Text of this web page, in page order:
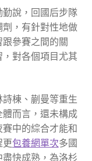
說，回國后步隊
，有針對性地做
參賽之間的關
對各個項目尤其
棟、蒯曼等重生
而言，還未構成
中的綜合才能和
更包養網單次多國
快成熟，為洛杉